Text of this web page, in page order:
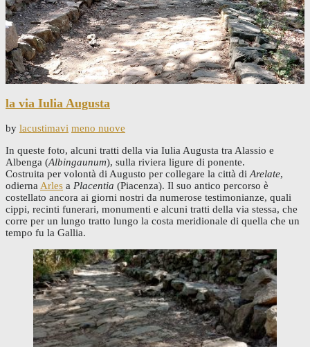
la via Iulia Augusta
by lacustimavi meno nuove
In queste foto, alcuni tratti della via Iulia Augusta tra Alassio e
Albenga (Albingaunum), sulla riviera ligure di ponente.
Costruita per volontà di Augusto per collegare la città diArelate,
odiernaArles a Placentia (Piacenza). Il suo antico percorso è
costellato ancora ai giorni nostri da numerose testimonianze, quali
cippi, recinti funerari, monumenti e alcuni tratti della via stessa, che
corre per un lungo tratto lungo la costa meridionale di quella che un
tempo fu la Gallia.